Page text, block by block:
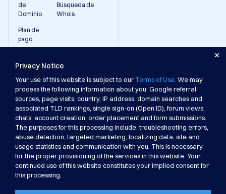
Privacy Notice
Your use of this website is subject to our Terms of Use. We may
process the following information about you: Google referral
sources, page visits, country, IP address, domain searches and
associated TLD rankings, single sign-on (Open ID), forum views,
chats, account creation, order placement and form submissions.
The purposes for this processing include: troubleshooting errors,
abuse detection, targeted marketing, localizing data, site and
usage statistics and communication with you. This is necessary
for the proper provisioning of the services in this website. Your
continued use of this website constitutes your implied consent for
this processing.
de
Dominio
Búsqueda de
Whois
Plan de
pago
Archivos de ayuda
Compra de dominios
Venta de Dominios
Boletín de noticias
Prepago
Reportar abuso
Contacto
Eventos
Mapa del sitio
APP
Recomienda a un amigo
Derechos de autor © 2002-2026 Dynadot Inc. Todos los derechos
reservados.
Política de privacidad
Términos de uso
Información educativa del registrante
Beneficios y Responsabilidades de los Registrantes